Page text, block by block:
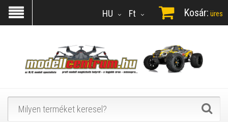
Ft
HU Kosár: üres